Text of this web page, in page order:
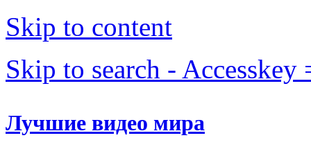
Skip to content
Skip to search - Accesskey
Лучшие видео мира